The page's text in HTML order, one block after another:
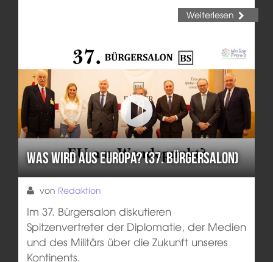
Weiterlesen
Was wird aus Europa? (37. Bürgersalon)
von Redaktion
Im 37. Bürgersalon diskutieren
Spitzenvertreter der Diplomatie, der Medien
und des Militärs über die Zukunft unseres
Kontinents.